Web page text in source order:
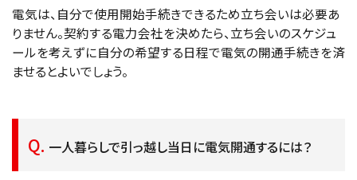
電気は、自分で使用開始手続きできるため立ち会いは必要あ
りません。契約する電力会社を決めたら、立ち会いのスケジュ
ールを考えずに自分の希望する日程で電気の開通手続きを済
ませるとよいでしょう。
一人暮らしで引っ越し当日に電気開通するには？